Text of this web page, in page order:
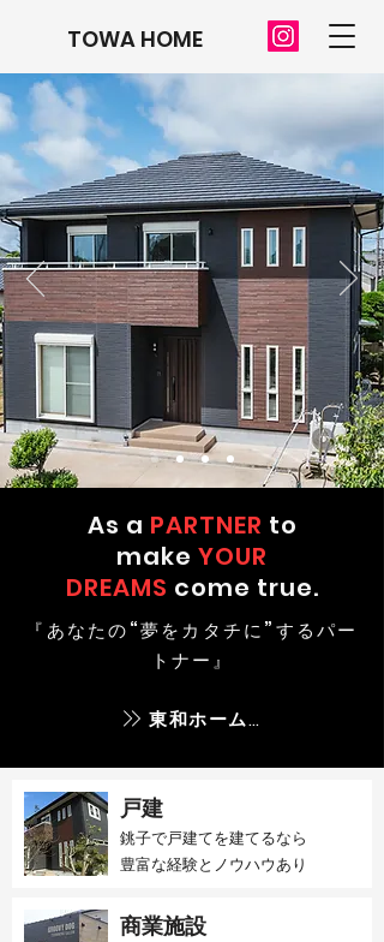
TOWA HOME
As a PARTNER to
make YOUR
DREAMS come true.
『あなたの“夢をカタチに”するパー
トナー』
東和ホームとは
戸建
銚子で戸建てを建てるなら​
豊富な経験とノウハウあり
商業施設